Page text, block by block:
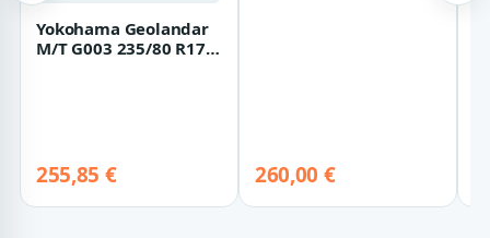
Yokohama Geolandar
M/T G003 235/80 R17
255,85 € 260,00 €